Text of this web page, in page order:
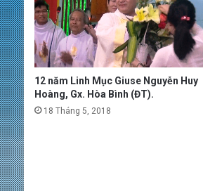
12 năm Linh Mục Giuse Nguyễn Huy
Hoàng, Gx. Hòa Bình (ĐT).
18 Tháng 5, 2018